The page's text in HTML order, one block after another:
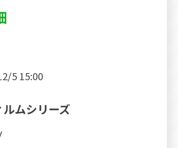
5 15:00
ムシリーズ